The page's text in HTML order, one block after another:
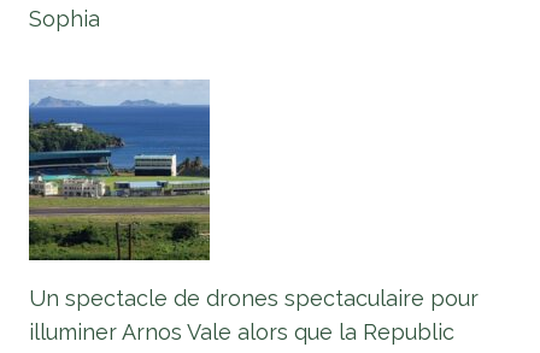
Sophia
Un spectacle de drones spectaculaire pour
illuminer Arnos Vale alors que la Republic